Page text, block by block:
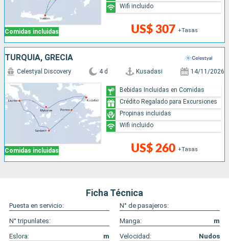
Comidas incluidas US$ 307 +Tasas
Wifi incluido
TURQUÍA, GRECIA
Comidas incluidas
Celestyal Discovery 4 d Kusadasi 14/11/2026
US$ 260 +Tasas
Bebidas Incluidas en Comidas
Crédito Regalado para Excursiones
Propinas incluidas
Wifi incluido
Ficha Técnica
Puesta en servicio:
N° de pasajeros:
N° tripunlates:
Manga:
m
Eslora:
m Velocidad: Nudos